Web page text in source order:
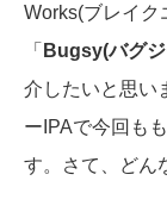
Works(ブレイク
「 Bugsy(バグ
介したいと思い
ーIPAで今回も
す。さて、どん